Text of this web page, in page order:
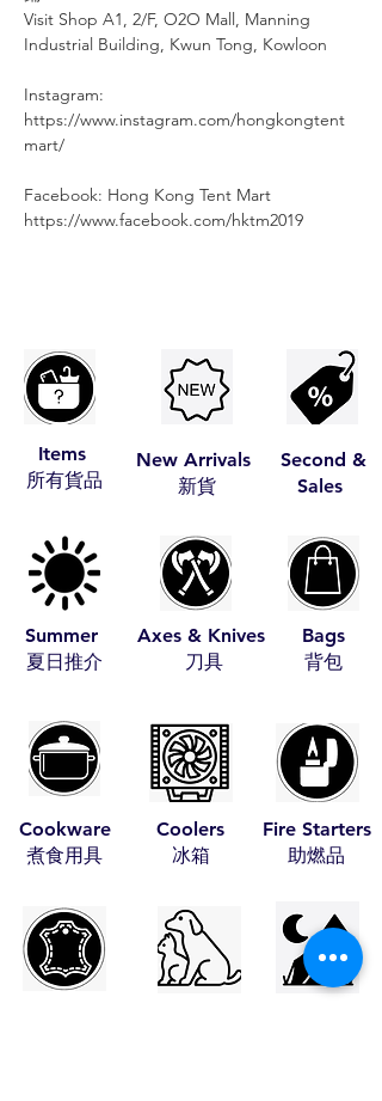
Visit Shop A1, 2/F, O2O Mall, Manning
Industrial Building, Kwun Tong, Kowloon
Instagram:
https://www.instagram.com/hongkongtent
mart/
Facebook: Hong Kong Tent Mart
https://www.facebook.com/hktm2019
Items
​所有貨品
Summer
​夏日推介
New Arrivals
​新貨
Second &
Sales
Axes & Knives
​刀具
Bags
​背包
Cookware
​煮食用具
Coolers
​冰箱
Fire Starters
​助燃品